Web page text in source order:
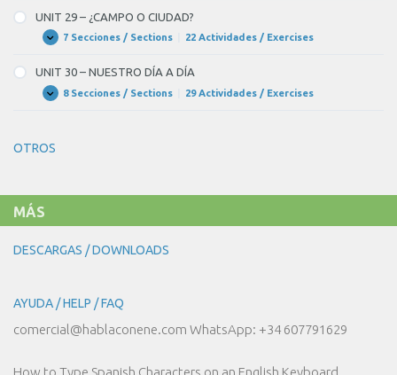
GENTE
–
PASEANDO
POR
MADRID
UNIT 29 – ¿CAMPO O CIUDAD?
Expandir
UNIT
–
¿CAMPO
O
CIUDAD?
7 Secciones / Sections 22 Actividades / Exercises
UNIT 30 – NUESTRO DÍA A DÍA
Expandir
UNIT
DÍA
8 Secciones / Sections 29 Actividades / Exercises
OTROS
MÁS
DESCARGAS / DOWNLOADS
AYUDA / HELP / FAQ
comercial@hablaconene.com WhatsApp: +34 607791629
How to Type Spanish Characters on an English Keyboard